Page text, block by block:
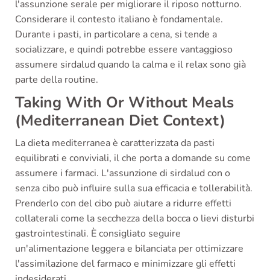
l'assunzione serale per migliorare il riposo notturno.
Considerare il contesto italiano è fondamentale.
Durante i pasti, in particolare a cena, si tende a
socializzare, e quindi potrebbe essere vantaggioso
assumere sirdalud quando la calma e il relax sono già
parte della routine.
Taking With Or Without Meals
(Mediterranean Diet Context)
La dieta mediterranea è caratterizzata da pasti
equilibrati e conviviali, il che porta a domande su come
assumere i farmaci. L'assunzione di sirdalud con o
senza cibo può influire sulla sua efficacia e tollerabilità.
Prenderlo con del cibo può aiutare a ridurre effetti
collaterali come la secchezza della bocca o lievi disturbi
gastrointestinali. È consigliato seguire
un'alimentazione leggera e bilanciata per ottimizzare
l'assimilazione del farmaco e minimizzare gli effetti